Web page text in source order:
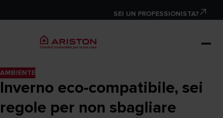
SEI UN PROFESSIONISTA?
AMBIENTE
Inverno eco-compatibile, sei
regole per non sbagliare